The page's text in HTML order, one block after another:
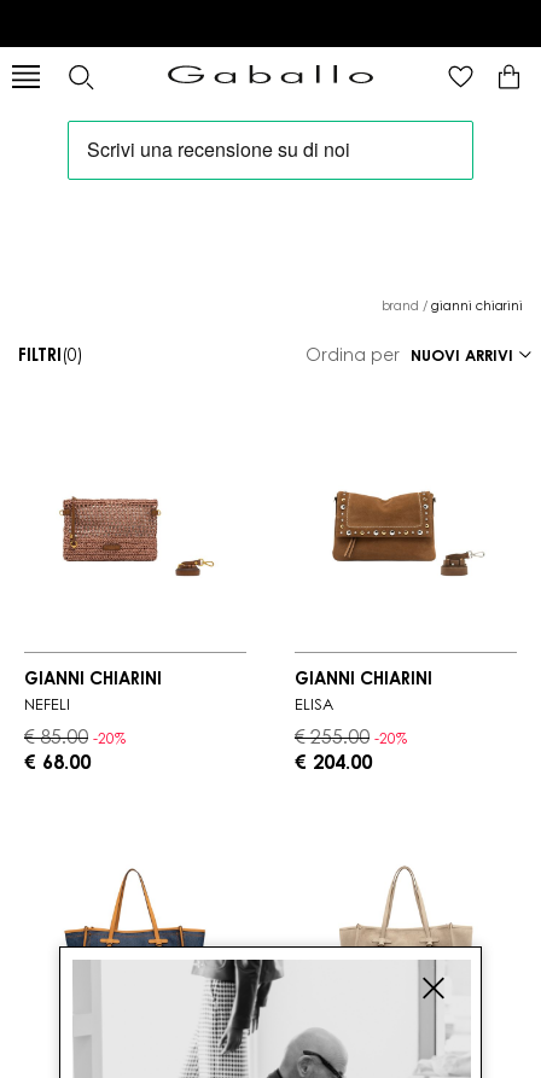
brand / gianni chiarini
FILTRI (0) Ordina per
GIANNI CHIARINI
NEFELI
€ 85.00 -20%
€ 68.00
GIANNI CHIARINI
ELISA
€ 255.00 -20%
€ 204.00